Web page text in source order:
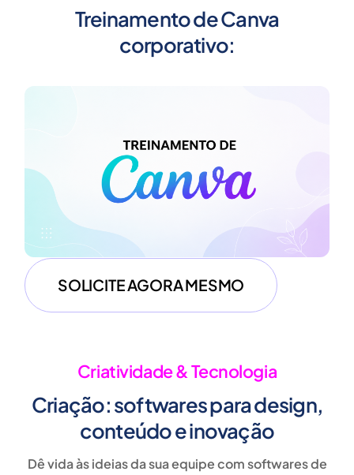
Treinamento de Canva
corporativo:
SOLICITE AGORA MESMO
Criatividade & Tecnologia
Criação: softwares para design,
conteúdo e inovação
Dê vida às ideias da sua equipe com softwares de